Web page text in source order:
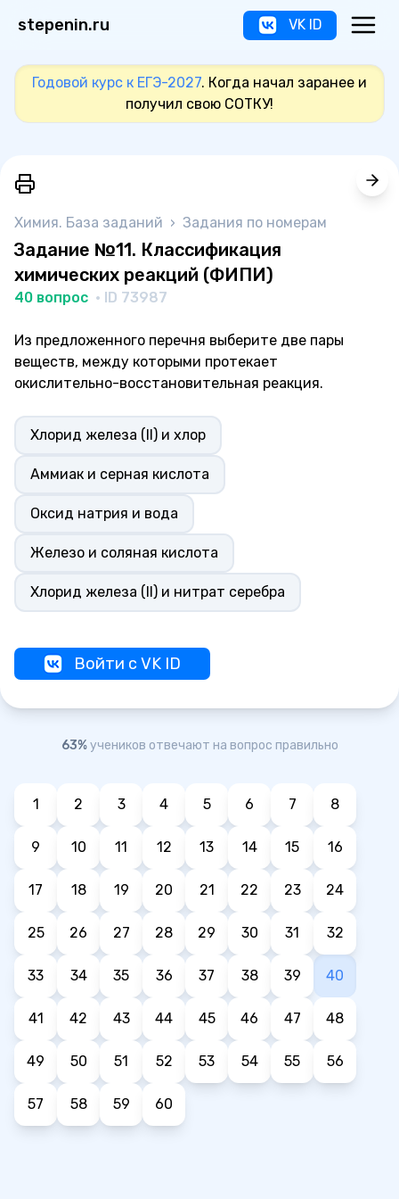
stepenin.ru VK ID
Годовой курс к ЕГЭ-2027. Когда начал заранее и
получил свою СОТКУ!
Химия. База заданий › Задания по номерам
Задание №11. Классификация
химических реакций (ФИПИ)
40 вопрос · ID 73987
Из предложенного перечня выберите две пары
веществ, между которыми протекает
окислительно-восстановительная реакция.
Хлорид железа (II) и хлор
Аммиак и серная кислота
Оксид натрия и вода
Железо и соляная кислота
Хлорид железа (II) и нитрат серебра
Войти с VK ID
63%учеников отвечают на вопрос правильно
1 2 3 4 5 6 7 8
9 10 11 12 13 14 15 16
17 18 19 20 21 22 23 24
25 26 27 28 29 30 31 32
33 34 35 36 37 38 39 40
41 42 43 44 45 46 47 48
49 50 51 52 53 54 55 56
57 58 59 60